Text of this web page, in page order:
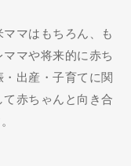
マはもちろん、も
マや将来的に赤ち
出産・子育てに関
赤ちゃんと向き合